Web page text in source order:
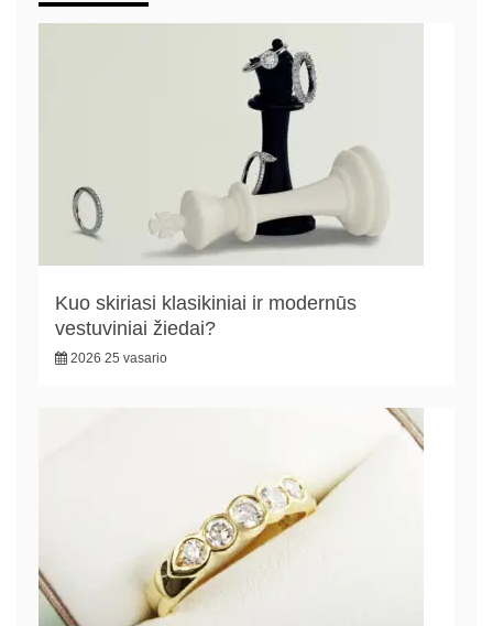
Kuo skiriasi klasikiniai ir modernūs
vestuviniai žiedai?
2026 25 vasario